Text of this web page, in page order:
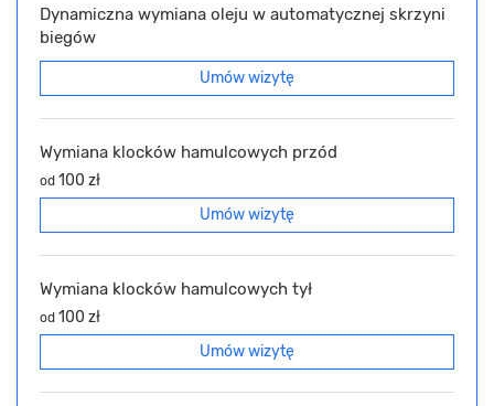
Dynamiczna wymiana oleju w automatycznej skrzyni
biegów
Umów wizytę
Wymiana klocków hamulcowych przód
od 100 zł
Umów wizytę
Wymiana klocków hamulcowych tył
od 100 zł
Umów wizytę